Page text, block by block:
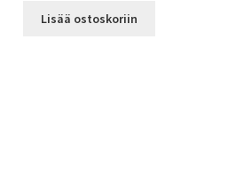
Lisää ostoskoriin